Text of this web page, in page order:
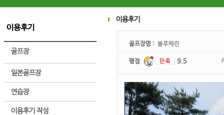
이용후기
골프장
일본골프장
연습장
이용후기 작성
이용후기
골프장명 : 블루헤런
평점 9.5